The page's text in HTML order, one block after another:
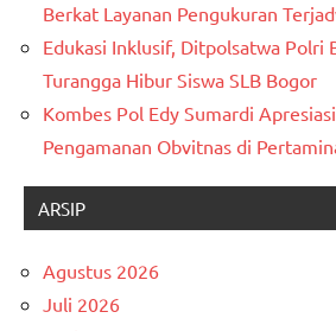
Berkat Layanan Pengukuran
Edukasi Inklusif, Ditpolsatwa Polri
Turangga Hibur Siswa SLB Bogor
Kombes Pol Edy Sumardi
Pengamanan Obvitnas di
ARSIP
Agustus 2026
Juli 2026